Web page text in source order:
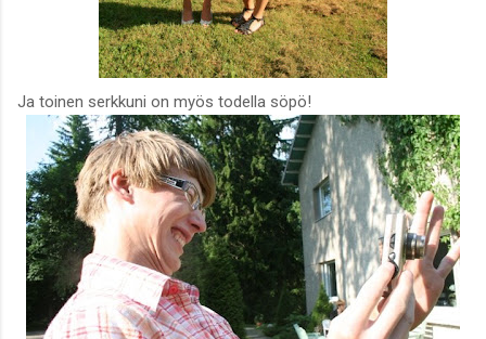
Ja toinen serkkuni on myös todella söpö!